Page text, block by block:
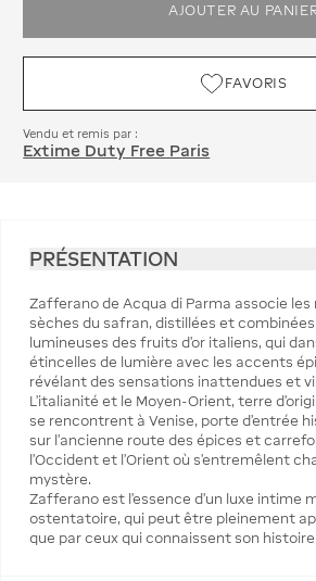
AJOUTER AU
FAVORIS
Vendu et remis par :
Extime Duty Free Paris
PRÉSENTATION
Zafferano de Acqua di Parma associe
sèches du safran, distillées et
lumineuses des fruits d'or italiens, qui
étincelles de lumière avec les accents
révélant des sensations inattendues et
L'italianité et le Moyen-Orient, terre
se rencontrent à Venise, porte d'entrée
sur l'ancienne route des épices et
l'Occident et l'Orient où s'entremêlent
mystère.
Zafferano est l'essence d'un luxe intime
ostentatoire, qui peut être pleinement
que par ceux qui connaissent son histoire.